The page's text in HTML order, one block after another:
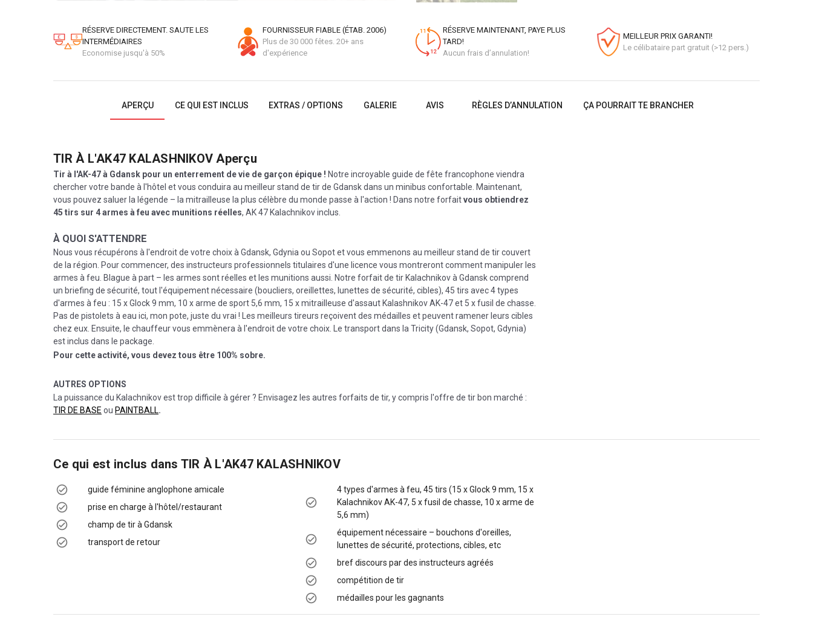
RÉSERVE DIRECTEMENT. SAUTE LES
INTERMÉDIAIRES
Economise jusqu'à 50%
FOURNISSEUR FIABLE (ÉTAB. 2006)
Plus de 30 000 fêtes. 20+ ans
d'expérience
RÉSERVE MAINTENANT, PAYE PLUS
TARD!
Aucun frais d’annulation!
MEILLEUR PRIX GARANTI!
Le célibataire part gratuit (>12 pers.)
APERÇU CE QUI EST INCLUS EXTRAS / OPTIONS GALERIE AVIS RÈGLES D’ANNULATION ÇA POURRAIT TE BRANCHER
TIR À L'AK47 KALASHNIKOV Aperçu
Tir à l'AK-47 à Gdansk pour un enterrement de vie de garçon épique ! Notre incroyable guide de fête francophone viendra
chercher votre bande à l'hôtel et vous conduira au meilleur stand de tir de Gdansk dans un minibus confortable. Maintenant,
vous pouvez saluer la légende – la mitrailleuse la plus célèbre du monde passe à l'action ! Dans notre forfaitvous obtiendrez
45 tirs sur 4 armes à feu avec munitions réelles, AK 47 Kalachnikov inclus.
À QUOI S'ATTENDRE
Nous vous récupérons à l'endroit de votre choix à Gdansk, Gdynia ou Sopot et vous emmenons au meilleur stand de tir couvert
de la région. Pour commencer, des instructeurs professionnels titulaires d'une licence vous montreront comment manipuler les
armes à feu. Blague à part – les armes sont réelles et les munitions aussi. Notre forfait de tir Kalachnikov à Gdansk comprend
un briefing de sécurité, tout l'équipement nécessaire (boucliers, oreillettes, lunettes de sécurité, cibles), 45 tirs avec 4 types
d'armes à feu : 15 x Glock 9 mm, 10 x arme de sport 5,6 mm, 15 x mitrailleuse d'assaut Kalashnikov AK-47 et 5 x fusil de chasse.
Pas de pistolets à eau ici, mon pote, juste du vrai ! Les meilleurs tireurs reçoivent des médailles et peuvent ramener leurs cibles
chez eux. Ensuite, le chauffeur vous emmènera à l'endroit de votre choix. Le transport dans la Tricity (Gdansk, Sopot, Gdynia)
est inclus dans le package.
Pour cette activité, vous devez tous être 100% sobre.
AUTRES OPTIONS
La puissance du Kalachnikov est trop difficile à gérer ? Envisagez les autres forfaits de tir, y compris l'offre de tir bon marché :
TIR DE BASE ou PAINTBALL.
Ce qui est inclus dans TIR À L'AK47 KALASHNIKOV
guide féminine anglophone amicale
prise en charge à l'hôtel/restaurant
champ de tir à Gdansk
transport de retour
4 types d'armes à feu, 45 tirs (15 x Glock 9 mm, 15 x
Kalachnikov AK-47, 5 x fusil de chasse, 10 x arme de
5,6 mm)
équipement nécessaire – bouchons d'oreilles,
lunettes de sécurité, protections, cibles, etc
bref discours par des instructeurs agréés
compétition de tir
médailles pour les gagnants